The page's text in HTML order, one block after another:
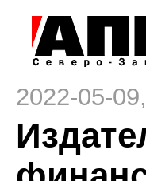
2022-05-